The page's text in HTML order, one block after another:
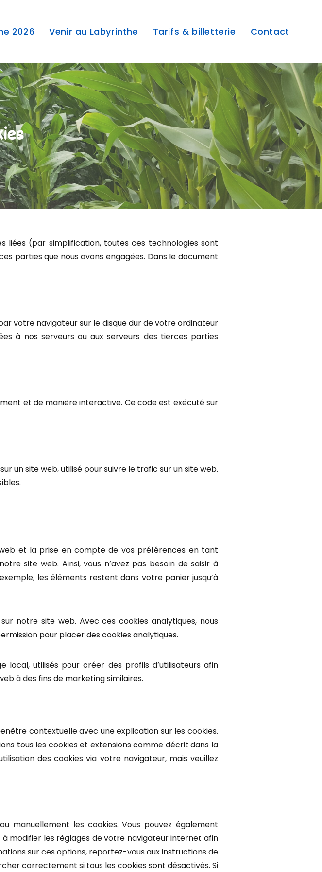
2026 Venir au Labyrinthe Tarifs & billetterie Contact
liées (par simplification, toutes ces technologies sont
parties que nous avons engagées. Dans le document
votre navigateur sur le disque dur de votre ordinateur
à nos serveurs ou aux serveurs des tierces parties
et de manière interactive. Ce code est exécuté sur
un site web, utilisé pour suivre le trafic sur un site web.
et la prise en compte de vos préférences en tant
site web. Ainsi, vous n’avez pas besoin de saisir à
les éléments restent dans votre panier jusqu’à
notre site web. Avec ces cookies analytiques, nous
pour placer des cookies analytiques.
utilisés pour créer des profils d’utilisateurs afin
à des fins de marketing similaires.
contextuelle avec une explication sur les cookies.
tous les cookies et extensions comme décrit dans la
des cookies via votre navigateur, mais veuillez
manuellement les cookies. Vous pouvez également
modifier les réglages de votre navigateur internet afin
sur ces options, reportez-vous aux instructions de
correctement si tous les cookies sont désactivés. Si